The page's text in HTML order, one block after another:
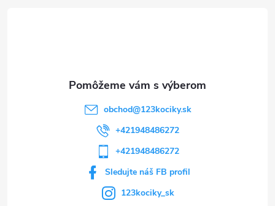
obchod@123kociky.sk
+421948486272
+421948486272
Sledujte náš FB profil
123kociky_sk